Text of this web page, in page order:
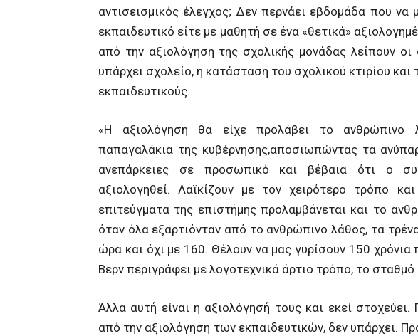
αντισεισμικός έλεγχος; Δεν περνάει εβδομάδα που να
εκπαιδευτικό είτε με μαθητή σε ένα «θετικά»
από την αξιολόγηση της σχολικής μονάδας λείπουν
υπάρχει σχολείο, η κατάσταση του σχολικού κτιρίου
εκπαιδευτικούς.
«Η αξιολόγηση θα είχε προλάβει το ανθρώπινο
παπαγαλάκια της κυβέρνησης,αποσιωπώντας τα
ανεπάρκειες σε προσωπικό και βέβαια ότι ο
αξιολογηθεί. Λαϊκίζουν με τον χειρότερο τρόπο
επιτεύγματα της επιστήμης προλαμβάνεται και το
όταν όλα εξαρτιόνταν από το ανθρώπινο λάθος, τα
ώρα και όχι με 160. Θέλουν να μας γυρίσουν 150 χρόνια
Βερν περιγράφει με λογοτεχνικά άρτιο τρόπο, το
Άλλα αυτή είναι η αξιολόγησή τους και εκεί στοχεύει.
από την αξιολόγηση των εκπαιδευτικών, δεν υπάρχει.